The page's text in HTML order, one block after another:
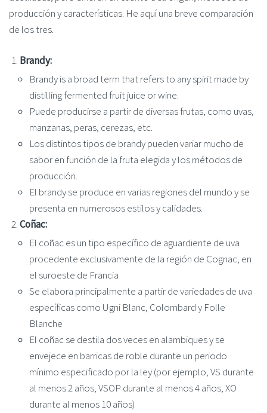
producción y características. He aquí una breve comparación
de los tres.
Brandy:
Brandy is a broad term that refers to any spirit made by
distilling fermented fruit juice or wine.
Puede producirse a partir de diversas frutas, como uvas,
manzanas, peras, cerezas, etc.
Los distintos tipos de brandy pueden variar mucho de
sabor en función de la fruta elegida y los métodos de
producción.
El brandy se produce en varias regiones del mundo y se
presenta en numerosos estilos y calidades.
Coñac:
El coñac es un tipo específico de aguardiente de uva
procedente exclusivamente de la región de Cognac, en
el suroeste de Francia
Se elabora principalmente a partir de variedades de uva
específicas como Ugni Blanc, Colombard y Folle
Blanche
El coñac se destila dos veces en alambiques y se
envejece en barricas de roble durante un periodo
mínimo especificado por la ley (por ejemplo, VS durante
al menos 2 años, VSOP durante al menos 4 años, XO
durante al menos 10 años)